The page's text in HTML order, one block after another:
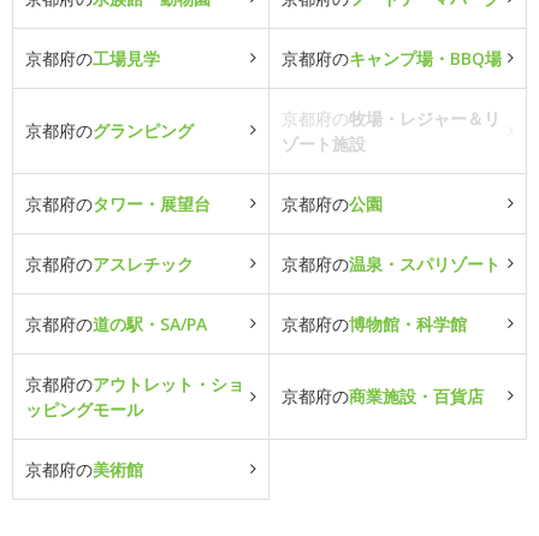
京都府の工場見学 京都府のキャンプ場・BBQ場
京都府のグランピング
京都府の牧場・レジャー＆リ
ゾート施設
京都府のタワー・展望台 京都府の公園
京都府のアスレチック 京都府の温泉・スパリゾート
京都府の道の駅・SA/PA 京都府の博物館・科学館
京都府のアウトレット・ショ
ッピングモール
京都府の商業施設・百貨店
京都府の美術館